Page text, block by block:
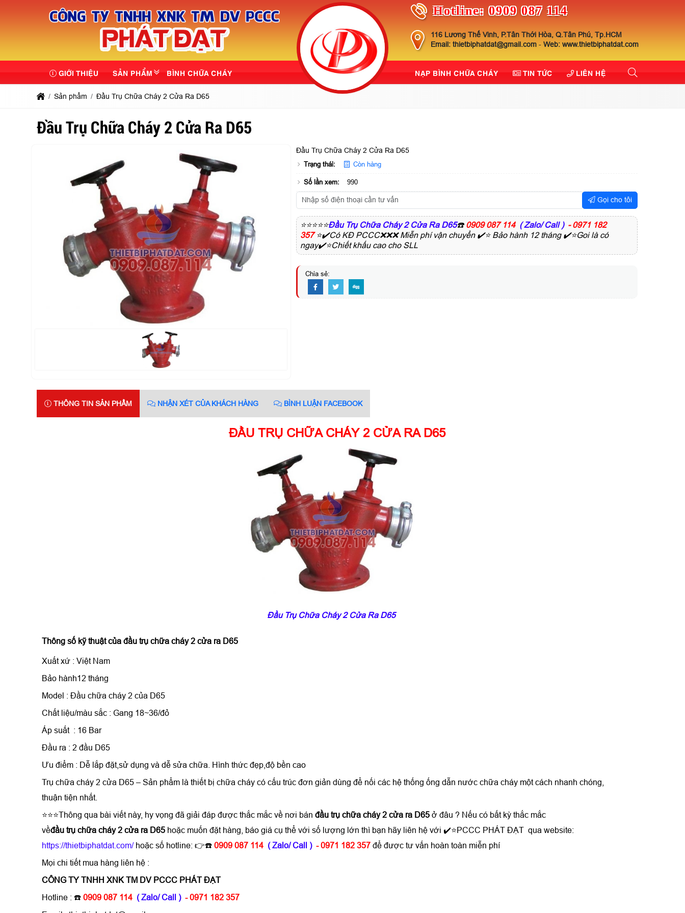
Hotline: 0909 087 114
116 Lương Thế Vinh, P.Tân Thới Hòa, Q.Tân Phú, Tp.HCM
Email: thietbiphatdat@gmail.com- Web: www.thietbiphatdat.com
GIỚI THIỆU SẢN PHẨM BÌNH CHỮA CHÁY NẠP BÌNH CHỮA CHÁY TIN TỨC LIÊN HỆ
Sản phẩm Đầu Trụ Chữa Cháy 2 Cửa Ra D65
Đầu Trụ Chữa Cháy 2 Cửa Ra D65
Đầu Trụ Chữa Cháy 2 Cửa Ra D65
Trạng thái: Còn hàng
Số lần xem: 990
Gọi cho tôi
⭐⭐⭐⭐⭐Đầu Trụ Chữa Cháy 2 Cửa Ra D65☎️ 0909 087 114 ( Zalo/ Call ) - 0971 182
357 ⭐✔️Có KĐ PCCC❌❌❌ Miễn phí vận chuyển ✔️⭐ Bảo hành 12 tháng ✔️⭐Goi là có
ngay✔️⭐Chiết khấu cao cho SLL
Chia sẻ:
THÔNG TIN SẢN PHẨM NHẬN XÉT CỦA KHÁCH HÀNG BÌNH LUẬN FACEBOOK
ĐẦU TRỤ CHỮA CHÁY 2 CỬA RA D65
Đầu Trụ Chữa Cháy 2 Cửa Ra D65
Thông số kỹ thuật của đầu trụ chữa cháy 2 cửa ra D65
Xuất xứ : Việt Nam
Bảo hành12 tháng
Model : Đầu chữa cháy 2 của D65
Chất liệu/màu sắc : Gang 18~36/đỏ
Áp suất : 16 Bar
Đầu ra : 2 đầu D65
Ưu điểm : Dễ lắp đặt,sử dụng và dễ sửa chữa. Hình thức đẹp,độ bền cao
Trụ chữa cháy 2 cửa D65 – Sản phẩm là thiết bị chữa cháy có cấu trúc đơn giản dùng để nối các hệ thống ống dẫn nước chữa cháy một cách nhanh chóng,
thuận tiện nhất.
⭐⭐⭐Thông qua bài viết này, hy vọng đã giải đáp được thắc mắc về nơi bán đầu trụ chữa cháy 2 cửa ra D65 ở đâu ? Nếu có bất kỳ thắc mắc
vềđầu trụ chữa cháy 2 cửa​​​​​​​ ra D65 hoặc muốn đặt hàng, báo giá cụ thể với số lượng lớn thì bạn hãy liên hệ với ✔️⭐PCCC PHÁT ĐẠT qua website:
https://thietbiphatdat.com/ hoặc số hotline: 👉☎️ 0909 087 114 ( Zalo/ Call ) - 0971 182 357 để được tư vấn hoàn toàn miễn phí
Mọi chi tiết mua hàng liên hệ :
CÔNG TY TNHH XNK TM DV PCCC PHÁT ĐẠT
Hotline : ☎️ 0909 087 114 ( Zalo/ Call ) - 0971 182 357